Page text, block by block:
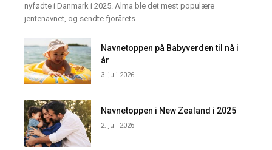
nyfødte i Danmark i 2025. Alma ble det mest populære
jentenavnet, og sendte fjorårets...
Navnetoppen på Babyverden til nå i
år
3. juli 2026
Navnetoppen i New Zealand i 2025
2. juli 2026